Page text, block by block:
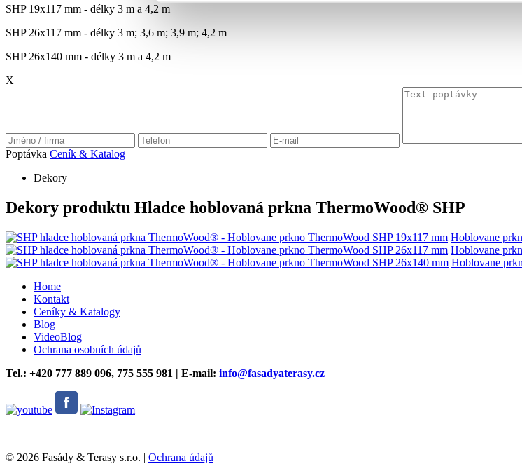
SHP 19x117 mm - délky 3 m a 4,2 m
SHP 26x117 mm - délky 3 m; 3,6 m; 3,9 m; 4,2 m
SHP 26x140 mm - délky 3 m a 4,2 m
X
Poptávka Ceník & Katalog
Dekory
Dekory produktu Hladce hoblovaná prkna ThermoWood® SHP
Hoblovane
Hoblovane
Hoblovane
Home
Kontakt
Ceníky & Katalogy
Blog
VideoBlog
Ochrana osobních údajů
Tel.: +420 777 889 096, 775 555 981 | E-mail: info@fasadyaterasy.cz
© 2026 Fasády & Terasy s.r.o. | Ochrana údajů